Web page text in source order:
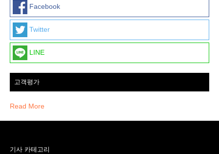
Facebook
Twitter
LINE
고객평가
Read More
기사 카테고리